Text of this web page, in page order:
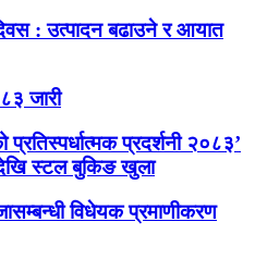
: उत्पादन बढाउने र आयात
जारी
प्रदर्शनी २०८३’
स्टल बुकिङ खुला
विधेयक प्रमाणीकरण